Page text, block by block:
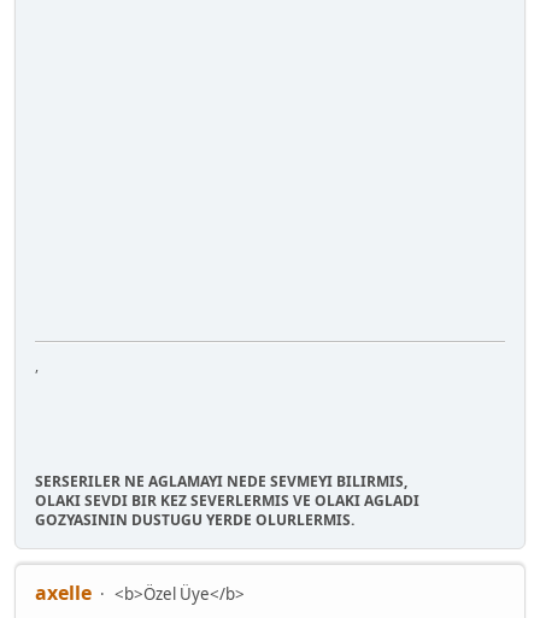
,
SERSERILER NE AGLAMAYI NEDE SEVMEYI BILIRMIS,
OLAKI SEVDI BIR KEZ SEVERLERMIS VE OLAKI AGLADI
GOZYASININ DUSTUGU YERDE OLURLERMIS.
axelle
<b>Özel Üye</b>